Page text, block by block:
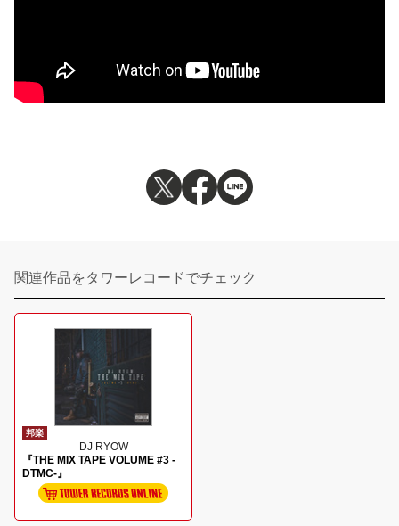
関連作品をタワーレコードでチェック
邦楽
DJ RYOW
『THE MIX TAPE VOLUME #3 -
DTMC-』